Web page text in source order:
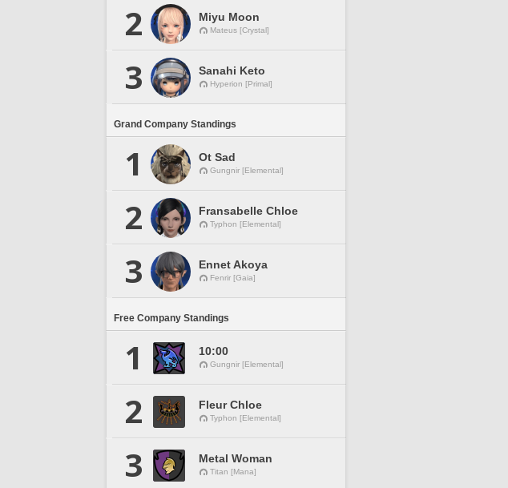
2 Miyu Moon
Mateus [Crystal]
3 Sanahi Keto
Hyperion [Primal]
Grand Company Standings
1 Ot Sad
Gungnir [Elemental]
2 Fransabelle Chloe
Typhon [Elemental]
3 Ennet Akoya
Fenrir [Gaia]
Free Company Standings
1 10:00
Gungnir [Elemental]
2 Fleur Chloe
Typhon [Elemental]
3 Metal Woman
Titan [Mana]